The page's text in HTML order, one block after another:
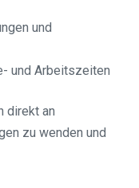
und
und Arbeitszeiten
direkt an
zu wenden und